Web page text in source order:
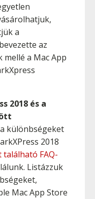
a
az
a Mac App
2018 és a
különbségeket
2018
található FAQ-
Listázzuk
Mac App Store